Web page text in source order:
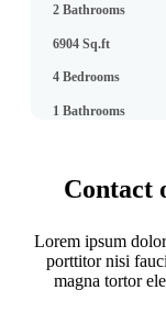
2 Bathrooms
6904 Sq.ft
4 Bedrooms
1 Bathrooms
Contact
Lorem ipsum
porttitor nisi
magna tortor